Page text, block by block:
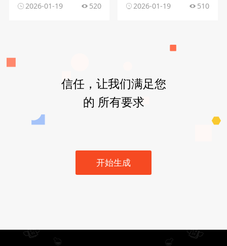
2026-01-19 520 2026-01-19 510
信任，让我们满足您
的 所有要求
开始生成